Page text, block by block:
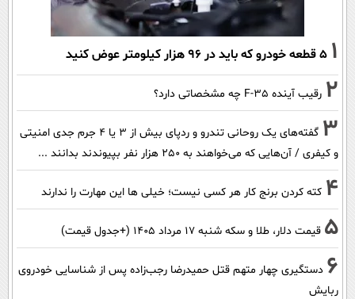
1 ۵ قطعه خودرو که باید در ۹۶ هزار کیلومتر عوض کنید
2 رقیب آینده F-35 چه مشخصاتی دارد؟
3
گفته‌های یک روحانی تندرو و ردپای بیش از ۳ یا ۴ جرم جدی امنیتی
و کیفری / آن‌هایی که می‌خواهند به ۲۵۰ هزار نفر بپیوندند بدانند ...
4 کته کردن برنج کار هر کسی نیست؛ خیلی ها این مهارت را ندارند
5 قیمت دلار، طلا و سکه شنبه ۱۷ مرداد ۱۴۰۵ (+جدول قیمت)
6 دستگیری چهار متهم قتل حمیدرضا رجب‌زاده پس از شناسایی خودروی
ربایش